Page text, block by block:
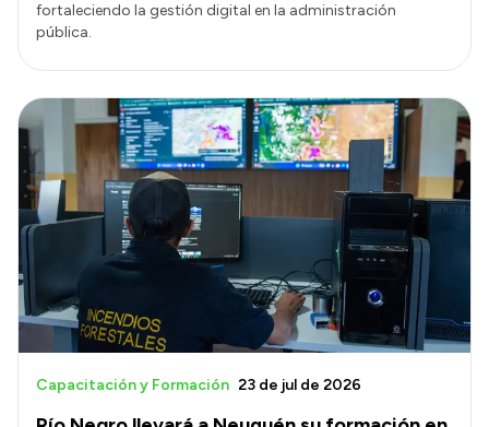
fortaleciendo la gestión digital en la administración
pública.
Capacitación y Formación 23 de jul de 2026